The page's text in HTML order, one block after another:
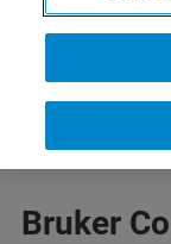
Bruker